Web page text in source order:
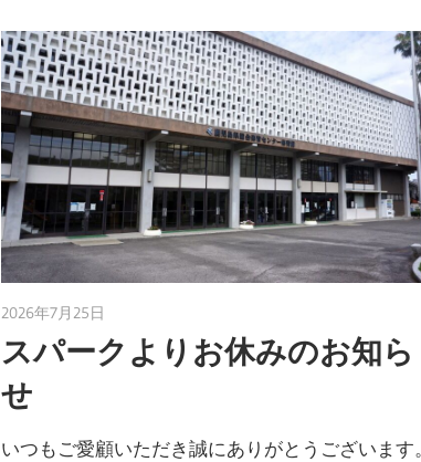
2026年7月25日
スパークよりお休みのお知ら
せ
いつもご愛顧いただき誠にありがとうございます。